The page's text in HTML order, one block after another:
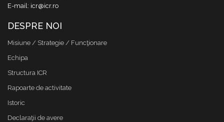
E-mail: icr@icr.ro
DESPRE NOI
Misiune / Strategie / Funcţionare
Echipa
Structura ICR
Rapoarte de activitate
Istoric
Declaraţii de avere